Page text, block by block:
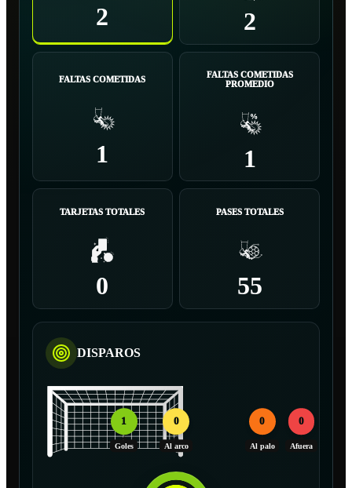
2 2
FALTAS COMETIDAS
1
FALTAS COMETIDAS
PROMEDIO
1
TARJETAS TOTALES
0
PASES TOTALES
55
DISPAROS
1
Goles
0
Al arco
0
Al palo
0
Afuera